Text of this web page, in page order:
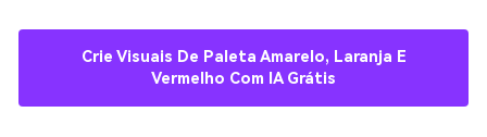
Crie Visuais De Paleta Amarelo, Laranja E
Vermelho Com IA Grátis